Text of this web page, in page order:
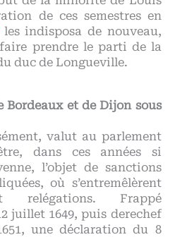
de ces semestres en
les indisposa de nouveau,
prendre le parti de la
duc de Longueville.
Bordeaux et de Dijon sous
valut au parlement
dans ces années si
l’objet de sanctions
où s’entremêlèrent
relégations. Frappé
juillet 1649, puis derechef
une déclaration du 8